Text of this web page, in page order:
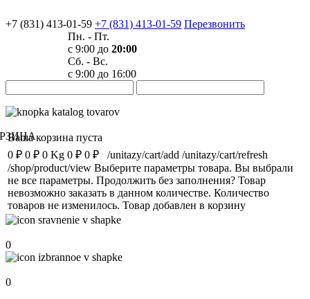
+7 (831) 413-01-59 +7 (831) 413-01-59 Перезвонить
Пн. - Пт.
с 9:00 до 20:00
Сб. - Вс.
с 9:00 до 16:00
Ваша корзина пуста
0 ₽ 0 ₽ 0 Kg 0 ₽ 0 ₽ /unitazy/cart/add /unitazy/cart/refresh
/shop/product/view Выберите параметры товара. Вы выбрали
не все параметры. Продолжить без заполнения? Товар
невозможно заказать в данном количестве. Количество
товаров не изменилось. Товар добавлен в корзину
0
0